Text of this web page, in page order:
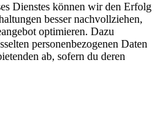
Dienstes können wir den Erfolg
besser nachvollziehen,
optimieren. Dazu
personenbezogenen Daten
ab, sofern du deren